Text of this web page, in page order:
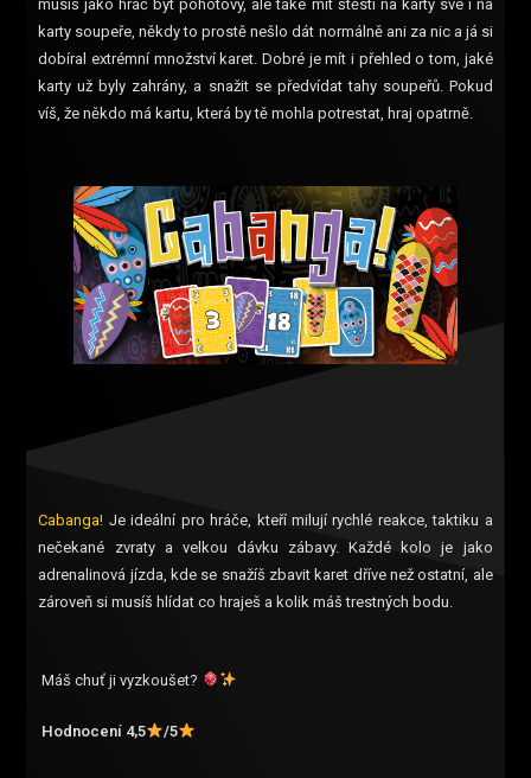
musíš jako hráč být pohotový, ale také mít štěstí na karty své i na
karty soupeře, někdy to prostě nešlo dát normálně ani za nic a já si
dobíral extrémní množství karet. Dobré je mít i přehled o tom, jaké
karty už byly zahrány, a snažit se předvídat tahy soupeřů. Pokud
víš, že někdo má kartu, která by tě mohla potrestat, hraj opatrně.
Cabanga! Je ideální pro hráče, kteří milují rychlé reakce, taktiku a
nečekané zvraty a velkou dávku zábavy. Každé kolo je jako
adrenalinová jízda, kde se snažíš zbavit karet dříve než ostatní, ale
zároveň si musíš hlídat co hraješ a kolik máš trestných bodu.
Máš chuť ji vyzkoušet?
Hodnocení 4,5 /5